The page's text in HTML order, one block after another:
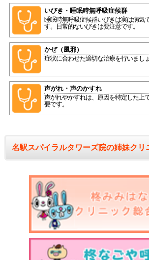
いびき・睡眠時無呼吸症候群
睡眠時無呼吸症候群いびきは実は病気
す。日常的ないびきは要注意です。
かぜ（風邪）
症状に合わせた適切な治療を行いまし
声がれ・声のかすれ
声がれやかすれは、原因を特定した上
要です。
名駅スパイラルタワーズ院の姉妹クリ